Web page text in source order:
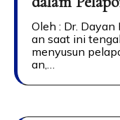
Oleh : Dr.
an saat ini
menyusun
an,…